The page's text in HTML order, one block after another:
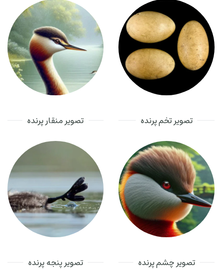
تصویر تخم پرنده تصویر منقار پرنده
تصویر چشم پرنده تصویر پنجه پرنده